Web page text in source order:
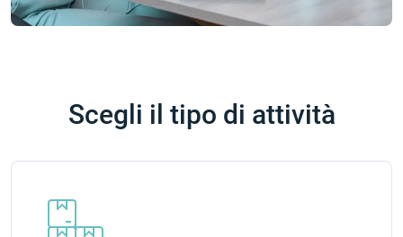
Scegli il tipo di attività